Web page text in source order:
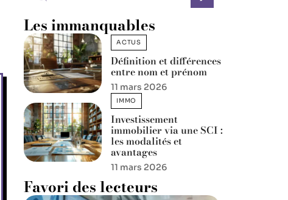
Les immanquables
ACTUS
Définition et différences
entre nom et prénom
11 mars 2026
IMMO
Investissement
immobilier via une SCI :
les modalités et
avantages
11 mars 2026
Favori des lecteurs